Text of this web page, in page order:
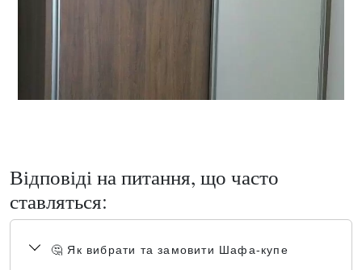
Відповіді на питання, що часто
ставляться:
🤔 Як вибрати та замовити Шафа-купе